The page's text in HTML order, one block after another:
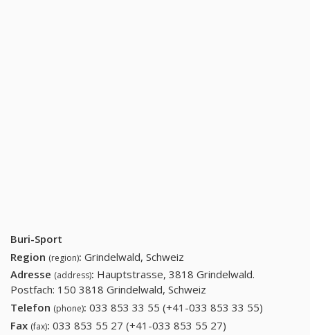
Buri-Sport
Region (region): Grindelwald, Schweiz
Adresse (address): Hauptstrasse, 3818 Grindelwald.
Postfach: 150 3818 Grindelwald, Schweiz
Telefon (phone): 033 853 33 55 (+41-033 853 33 55)
Fax (fax): 033 853 55 27 (+41-033 853 55 27)